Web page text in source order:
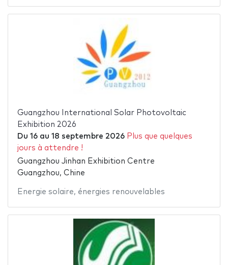
Guangzhou International Solar Photovoltaic
Exhibition 2026
Du 16au 18 septembre 2026 Plus que quelques
jours à attendre !
Guangzhou Jinhan Exhibition Centre
Guangzhou, Chine
Energie solaire, énergies renouvelables